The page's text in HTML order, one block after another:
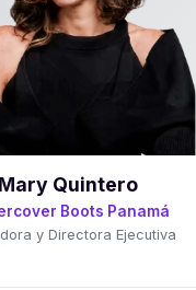
Mary Quintero
Boots Panamá
y Directora Ejecutiva